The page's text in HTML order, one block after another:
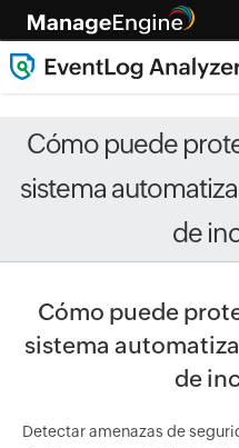
Cómo puede
sistema
de
Cómo puede
sistema
de
Detectar amenazas de